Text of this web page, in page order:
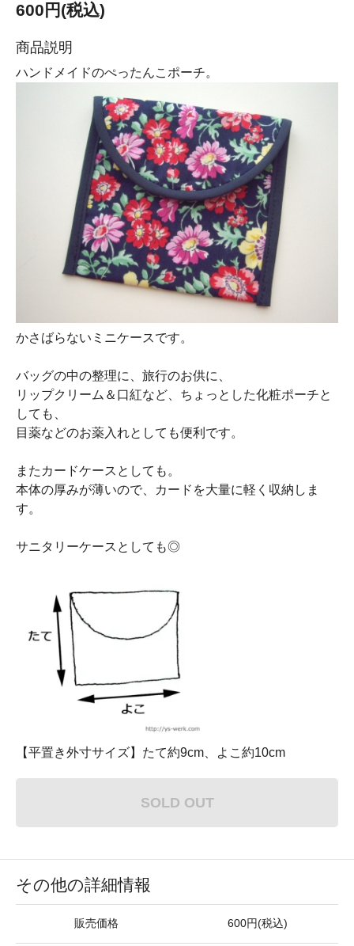
600円(税込)
商品説明
ハンドメイドのぺったんこポーチ。
かさばらないミニケースです。
バッグの中の整理に、旅行のお供に、
リップクリーム＆口紅など、ちょっとした化粧ポーチと
しても、
目薬などのお薬入れとしても便利です。
またカードケースとしても。
本体の厚みが薄いので、カードを大量に軽く収納しま
す。
サニタリーケースとしても◎
【平置き外寸サイズ】たて約9cm、よこ約10cm
SOLD OUT
その他の詳細情報
販売価格 600円(税込)